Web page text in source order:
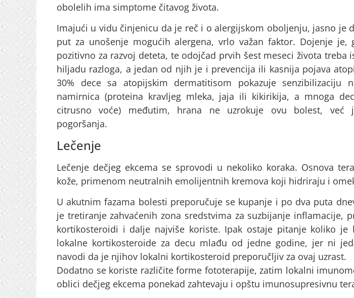
obolelih ima simptome čitavog života.
Imajući u vidu činjenicu da je reč i o alergijskom oboljenju, jasno je
put za unošenje mogućih alergena, vrlo važan faktor. Dojenje je,
pozitivno za razvoj deteta, te odojčad prvih šest meseci života treba
hiljadu razloga, a jedan od njih je i prevencija ili kasnija pojava
30% dece sa atopijskim dermatitisom pokazuje senzibilizaciju
namirnica (proteina kravljeg mleka, jaja ili kikirikija, a mnoga
citrusno voće) međutim, hrana ne uzrokuje ovu bolest, već
pogoršanja.
Lečenje
Lečenje dečjeg ekcema se sprovodi u nekoliko koraka. Osnova
kože, primenom neutralnih emolijentnih kremova koji hidriraju i
U akutnim fazama bolesti preporučuje se kupanje i po dva puta
je tretiranje zahvaćenih zona sredstvima za suzbijanje inflamacije,
kortikosteroidi i dalje najviše koriste. Ipak ostaje pitanje koliko je
lokalne kortikosteroide za decu mlađu od jedne godine, jer ni
navodi da je njihov lokalni kortikosteroid preporučljiv za ovaj uzrast.
Dodatno se koriste različite forme fototerapije, zatim lokalni
oblici dečjeg ekcema ponekad zahtevaju i opštu imunosupresivnu